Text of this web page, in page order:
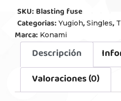
SKU:Blasting fuse
Categorias: Yugioh, Singles,
Marca: Konami
Descripción
Valoraciones (0)